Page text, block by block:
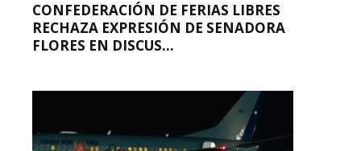
CONFEDERACIÓN DE FERIAS LIBRES
RECHAZA EXPRESIÓN DE SENADORA
FLORES EN DISCUS...